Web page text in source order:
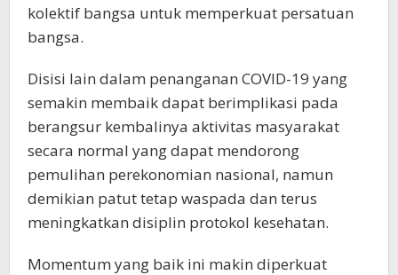
kolektif bangsa untuk memperkuat persatuan
bangsa.
Disisi lain dalam penanganan COVID-19 yang
semakin membaik dapat berimplikasi pada
berangsur kembalinya aktivitas masyarakat
secara normal yang dapat mendorong
pemulihan perekonomian nasional, namun
demikian patut tetap waspada dan terus
meningkatkan disiplin protokol kesehatan.
Momentum yang baik ini makin diperkuat